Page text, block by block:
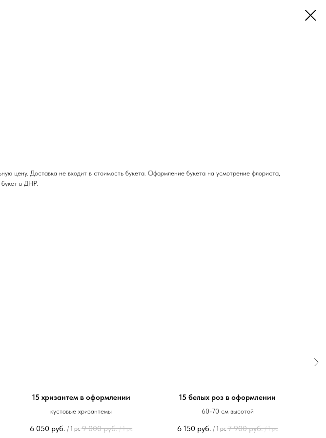
цену. Доставка не входит в стоимость букета. Оформление букета на усмотрение флориста,
в ДНР.
15 хризантем в оформлении
кустовые хризантемы
6 050 руб. / 1 pc 9 000 руб. / 1 pc
15 белых роз в оформлении
60-70 см высотой
6 150 руб. / 1 pc 7 900 руб. / 1 pc